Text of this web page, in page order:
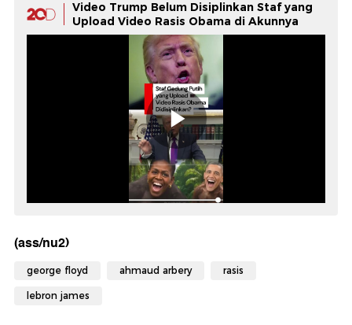
Video Trump Belum Disiplinkan Staf yang
Upload Video Rasis Obama di Akunnya
(ass/nu2)
george floyd ahmaud arbery rasis
lebron james